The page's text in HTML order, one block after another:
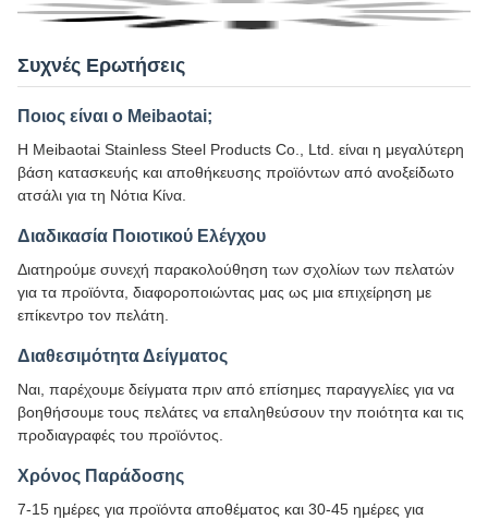
Συχνές Ερωτήσεις
Ποιος είναι ο Meibaotai;
Η Meibaotai Stainless Steel Products Co., Ltd. είναι η μεγαλύτερη
βάση κατασκευής και αποθήκευσης προϊόντων από ανοξείδωτο
ατσάλι για τη Νότια Κίνα.
Διαδικασία Ποιοτικού Ελέγχου
Διατηρούμε συνεχή παρακολούθηση των σχολίων των πελατών
για τα προϊόντα, διαφοροποιώντας μας ως μια επιχείρηση με
επίκεντρο τον πελάτη.
Διαθεσιμότητα Δείγματος
Ναι, παρέχουμε δείγματα πριν από επίσημες παραγγελίες για να
βοηθήσουμε τους πελάτες να επαληθεύσουν την ποιότητα και τις
προδιαγραφές του προϊόντος.
Χρόνος Παράδοσης
7-15 ημέρες για προϊόντα αποθέματος και 30-45 ημέρες για